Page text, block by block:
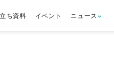
ち資料 イベント ニュース